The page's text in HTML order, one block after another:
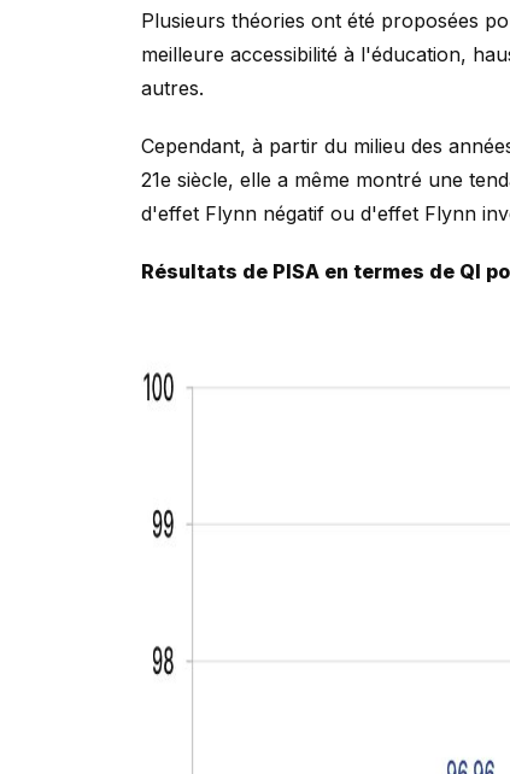
Plusieurs théories ont été proposées
meilleure accessibilité à l'éducation,
autres.
Cependant, à partir du milieu des
21e siècle, elle a même montré une
d'effet Flynn négatif ou d'effet Flynn
Résultats de PISA en termes de QI